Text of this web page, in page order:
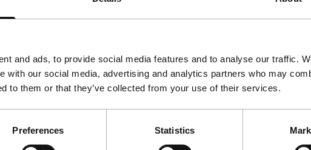
and ads, to provide social media features and to analyse our traffic.
with our social media, advertising and analytics partners who may
to them or that they’ve collected from your use of their services.
Preferences Statistics